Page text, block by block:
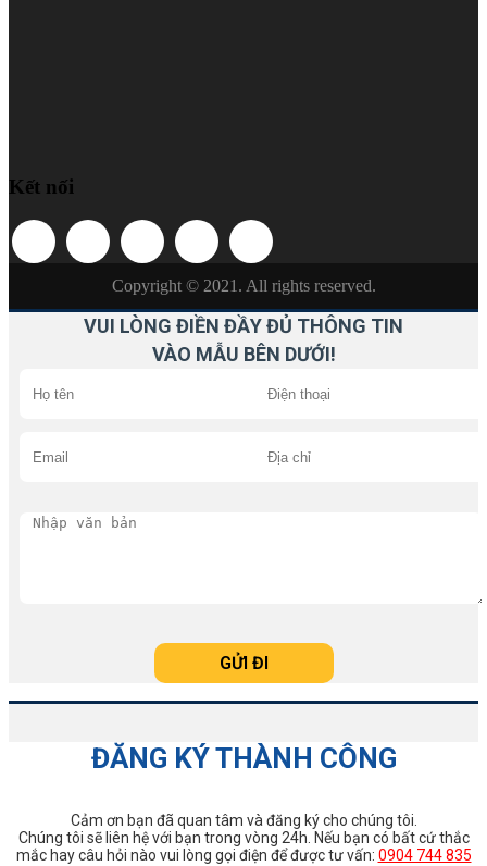
Kết nối
Copyright © 2021. All rights reserved.
VUI LÒNG ĐIỀN ĐẦY ĐỦ THÔNG TIN
VÀO MẪU BÊN DƯỚI!
ĐĂNG KÝ THÀNH CÔNG
Cảm ơn bạn đã quan tâm và đăng ký cho chúng tôi.
Chúng tôi sẽ liên hệ với bạn trong vòng 24h. Nếu bạn có bất cứ thắc
mắc hay câu hỏi nào vui lòng gọi điện để được tư vấn: 0904 744 835